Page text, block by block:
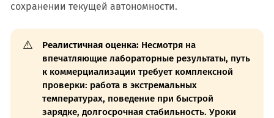
сохранении текущей автономности.
⚠️ Реалистичная оценка: Несмотря на
впечатляющие лабораторные результаты, путь
к коммерциализации требует комплексной
проверки: работа в экстремальных
температурах, поведение при быстрой
зарядке, долгосрочная стабильность. Уроки